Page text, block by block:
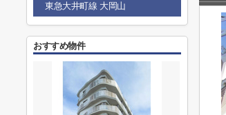
東急大井町線 大岡山
おすすめ物件